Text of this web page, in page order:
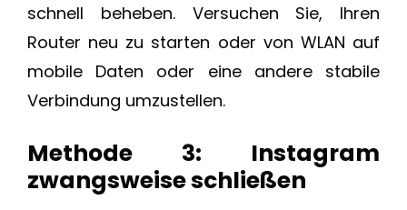
schnell beheben. Versuchen Sie, Ihren
Router neu zu starten oder von WLAN auf
mobile Daten oder eine andere stabile
Verbindung umzustellen.
Methode 3: Instagram
zwangsweise schließen